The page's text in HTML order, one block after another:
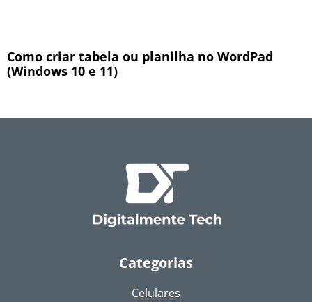
Como criar tabela ou planilha no WordPad
(Windows 10 e 11)
Categorias
Celulares